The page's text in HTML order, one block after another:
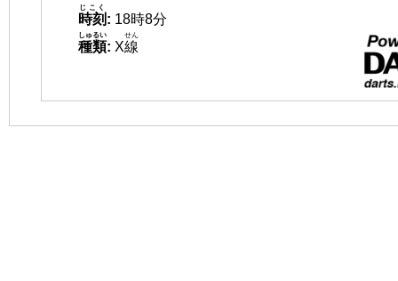
時刻
じこく
: 18時8分
種類
しゅるい
: X線
せん